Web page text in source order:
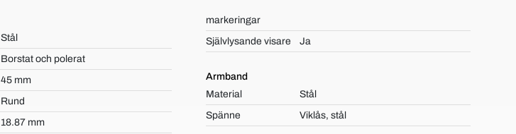
Stål
Borstat och polerat
45 mm
Rund
18.87 mm
markeringar
Självlysande visare
Ja
Armband
Material
Stål
Spänne
Viklås, stål